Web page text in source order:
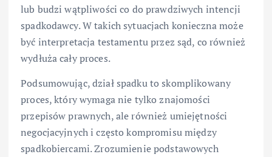
lub budzi wątpliwości co do prawdziwych intencji
spadkodawcy. W takich sytuacjach konieczna może
być interpretacja testamentu przez sąd, co również
wydłuża cały proces.
Podsumowując, dział spadku to skomplikowany
proces, który wymaga nie tylko znajomości
przepisów prawnych, ale również umiejętności
negocjacyjnych i często kompromisu między
spadkobiercami. Zrozumienie podstawowych